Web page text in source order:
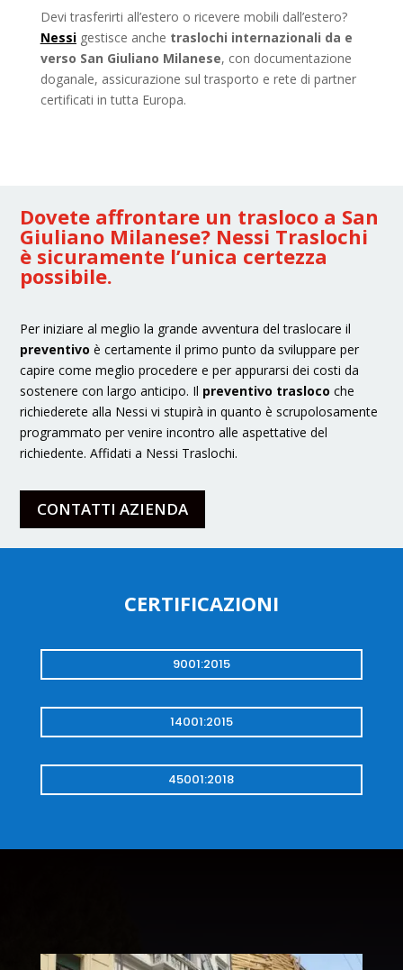
Devi trasferirti all’estero o ricevere mobili dall’estero?
Nessigestisce anche traslochi internazionali da e
verso San Giuliano Milanese, con documentazione
doganale, assicurazione sul trasporto e rete di partner
certificati in tutta Europa.
Dovete affrontare un trasloco a San
Giuliano Milanese? Nessi Traslochi
è sicuramente l’unica certezza
possibile.
Per iniziare al meglio la grande avventura del traslocare il
preventivo è certamente il primo punto da sviluppare per
capire come meglio procedere e per appurarsi dei costi da
sostenere con largo anticipo. Il preventivo trasloco che
richiederete alla Nessi vi stupirà in quanto è scrupolosamente
programmato per venire incontro alle aspettative del
richiedente. Affidati a Nessi Traslochi.
CONTATTI AZIENDA
CERTIFICAZIONI
9001:2015
14001:2015
45001:2018